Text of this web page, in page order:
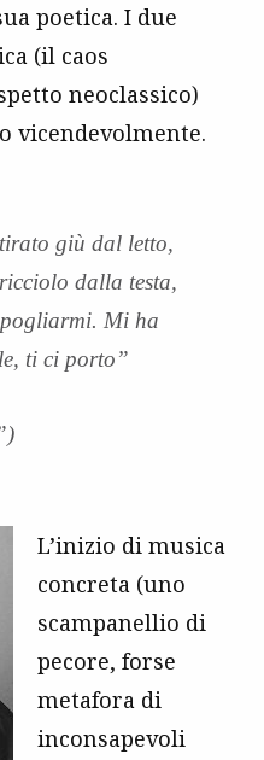
poetica. I due
(il caos
neoclassico)
vicendevolmente.
giù dal letto,
dalla testa,
Mi ha
ti ci porto”
L’inizio di musica
concreta (uno
scampanellio di
pecore, forse
metafora di
inconsapevoli